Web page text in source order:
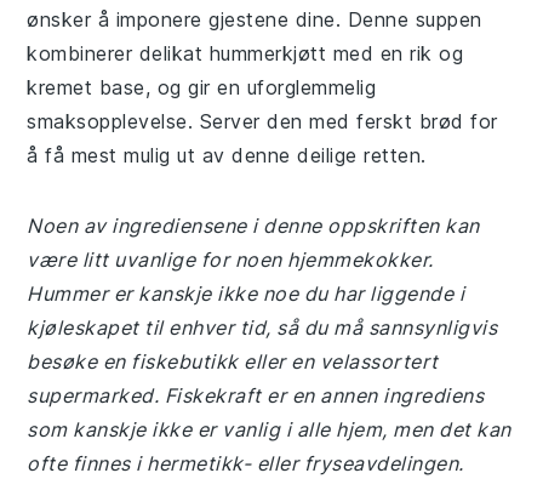
ønsker å imponere gjestene dine. Denne suppen
kombinerer delikat hummerkjøtt med en rik og
kremet base, og gir en uforglemmelig
smaksopplevelse. Server den med ferskt brød for
å få mest mulig ut av denne deilige retten.
Noen av ingrediensene i denne oppskriften kan
være litt uvanlige for noen hjemmekokker.
Hummer er kanskje ikke noe du har liggende i
kjøleskapet til enhver tid, så du må sannsynligvis
besøke en fiskebutikk eller en velassortert
supermarked. Fiskekraft er en annen ingrediens
som kanskje ikke er vanlig i alle hjem, men det kan
ofte finnes i hermetikk- eller fryseavdelingen.